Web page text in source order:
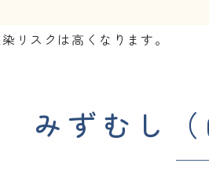
リスクは高くなります。
みずむし